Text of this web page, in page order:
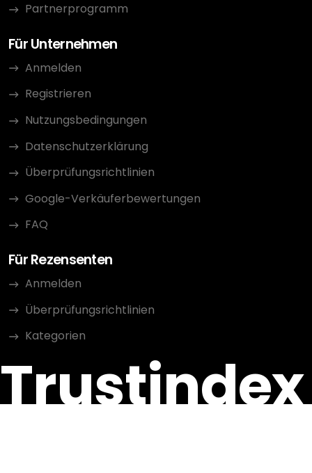
Partnerprogramm
Für Unternehmen
Anmelden
Registrieren
Nutzungsbedingungen
Datenschutzerklärung
Überprüfungsrichtlinien
Google-Verkäuferbewertungen
FAQ
Für Rezensenten
Anmelden
Überprüfungsrichtlinien
Kategorien
Trustindex